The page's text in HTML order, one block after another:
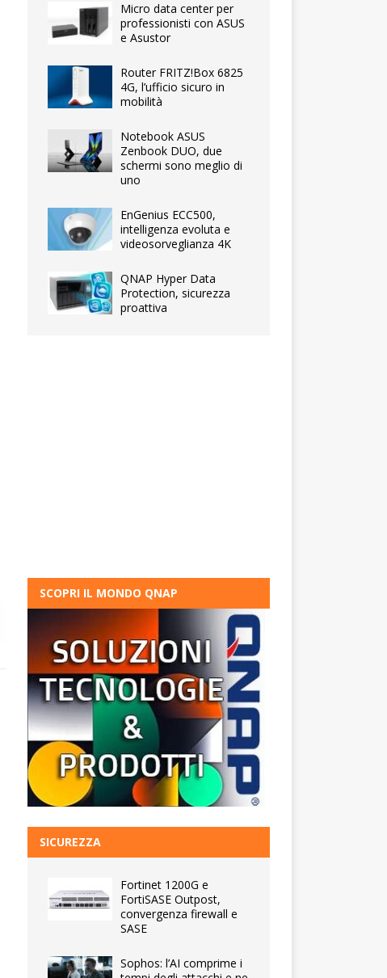
Micro data center per
professionisti con ASUS
e Asustor
Router FRITZ!Box 6825
4G, l’ufficio sicuro in
mobilità
Notebook ASUS
Zenbook DUO, due
schermi sono meglio di
uno
EnGenius ECC500,
intelligenza evoluta e
videosorveglianza 4K
QNAP Hyper Data
Protection, sicurezza
proattiva
SCOPRI IL MONDO QNAP
SICUREZZA
Fortinet 1200G e
FortiSASE Outpost,
convergenza firewall e
SASE
Sophos: l’AI comprime i